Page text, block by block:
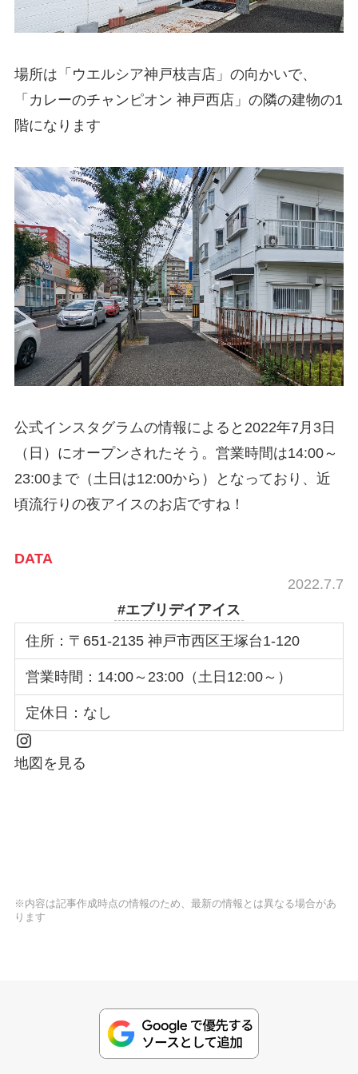
場所は「ウエルシア神戸枝吉店」の向かいで、
「カレーのチャンピオン 神戸西店」の隣の建物の1
階になります
公式インスタグラムの情報によると2022年7月3日
（日）にオープンされたそう。営業時間は14:00～
23:00まで（土日は12:00から）となっており、近
頃流行りの夜アイスのお店ですね！
DATA
2022.7.7
#エブリデイアイス
住所：〒651-2135 神戸市西区王塚台1-120
営業時間：14:00～23:00（土日12:00～）
定休日：なし
Instagram
地図を見る
※内容は記事作成時点の情報のため、最新の情報とは異なる場合があ
ります